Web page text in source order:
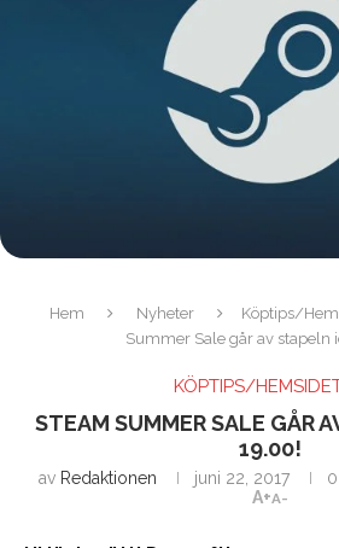
Hem Nyheter Köptips/
Summer Sale går av stapeln
KÖPTIPS/
STEAM SUMMER SALE GÅR
19.00!
av Redaktionen juni 22, 2017
A+A-